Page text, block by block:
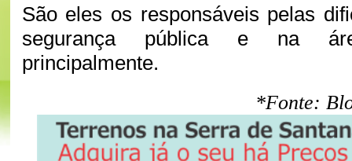
São eles os responsáveis pelas
segurança pública e na
principalmente.
*Fonte: